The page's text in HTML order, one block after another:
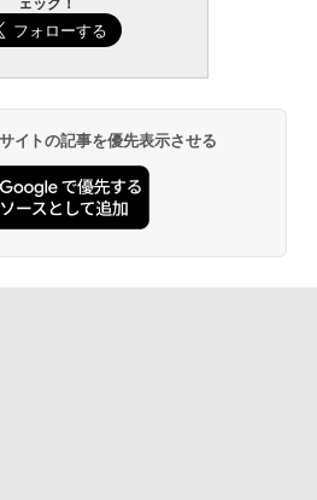
ェック！
イトの記事を優先表示させる